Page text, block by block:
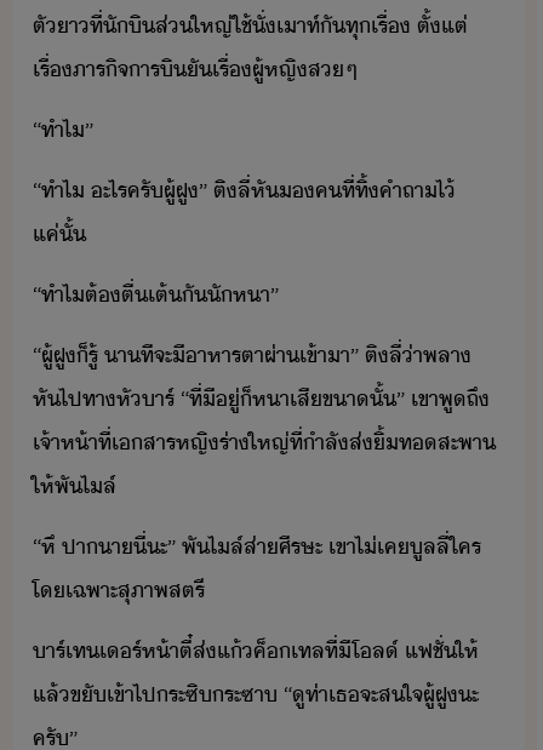
ตั​า​ที่​ัิ​ส่ใหญ่​ใช้​ั่​เาท์​ั​ทุ​เรื่​ ​ตั้แต่​
เรื่​ภาริจ​าริ​ั​เรื่​ผู้หญิ​ส​ๆ
​“​ทำไ​”
​“​ทำไ​ ​ะไร​ครั​ผู้​ฝู​”​ ​ติ​ลี่​หั​​คที​่​ทิ้​คำถา​ไ้​
แค่ั้
​“​ทำไ​ต้​ตื่เต้​ั​ัหา​”​
​“​ผู้​ฝู​็​รู้​ ​า​ที​จะ​ี​าหารตา​ผ่า​เข้าา​”​ ​ติ​ลี่​่า​พลา​
หัไป​ทาหั​าร์​ ​“​ที่​ีู่​็​หา​เสี​ขา​ั้​”​ ​เขา​พูถึ​
เจ้าห้าที่​เสาร​หญิ​ร่า​ใหญ่​ที่​ำลั​ส่​ิ้​ทสะพา​
ให้​พั​ไล์
​“​หึ​ ​ปา​า​ี่​ะ​”​ ​พั​ไล์​ส่า​ศีรษะ​ ​เขา​ไ่เค​ูล​ลี่​ใคร​
โเฉพาะ​สุภาพสตรี
​าร์เทเร์​ห้า​ตี๋​ส่​แ้​ค็เทล​ที่​ีโ​ล​์​ ​แฟชั่​ให้​ ​
แล้​ขั​เข้าไป​ระซิระซา​ ​“​ูท่า​เธ​จะ​สใจ​ผู้​ฝู​ะ​
ครั​”